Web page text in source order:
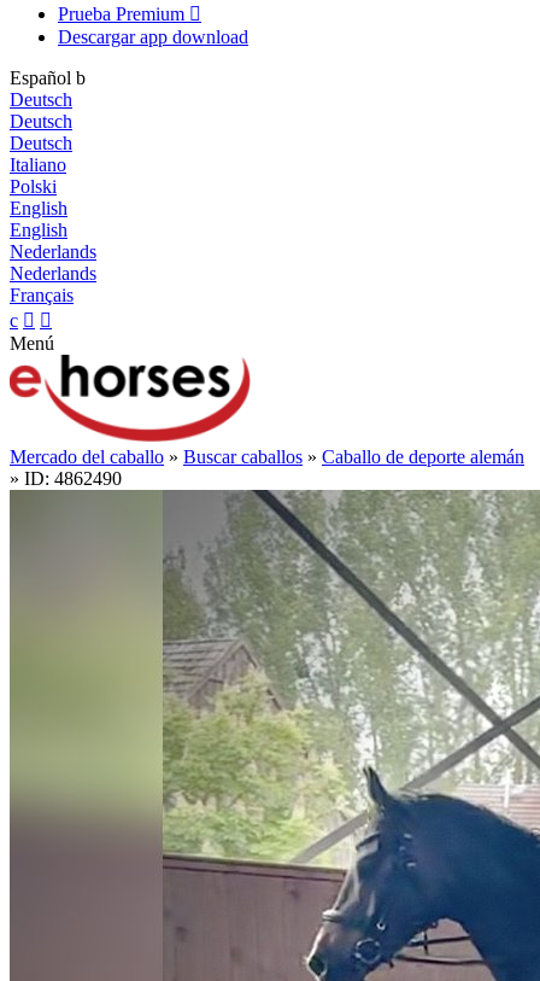
Prueba Premium 
Descargar app download
Español b
Deutsch
Deutsch
Deutsch
Italiano
Polski
English
English
Nederlands
Nederlands
Français
c  
Menú
Mercado del caballo » Buscar caballos » Caballo de deporte alemán
» ID: 4862490